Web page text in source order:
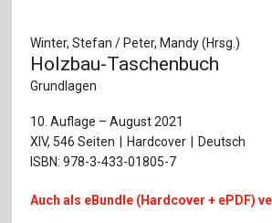
Winter, Stefan / Peter, Mandy (Hrsg.)
Holzbau-Taschenbuch
Grundlagen
10. Auflage – August 2021
XIV, 546 Seiten
Hardcover
Deutsch
ISBN: 978-3-433-01805-7
Auch als eBundle (Hardcover + ePDF)